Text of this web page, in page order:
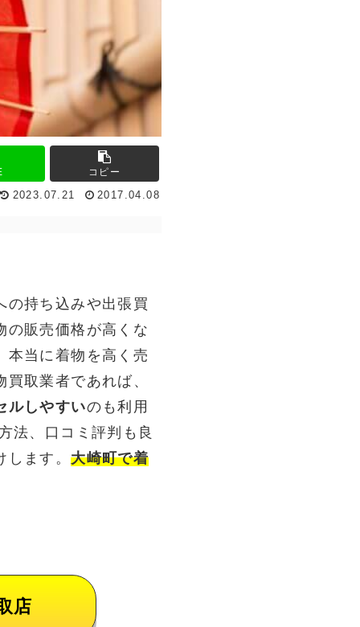
コピー
2023.07.21 2017.04.08
の持ち込みや出張買
の販売価格が高くな
本当に着物を高く売
取業者であれば、
ルしやすいのも利用
法、口コミ評判も良
します。大崎町で着
店